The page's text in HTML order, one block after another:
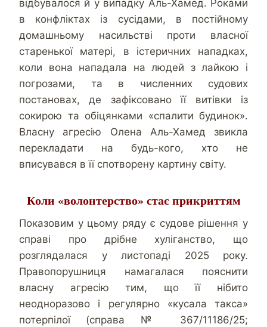
відбувалося й у випадку Аль-Хамед. Роками
в конфліктах із сусідами, в постійному
домашньому насильстві проти власної
старенької матері, в істеричних нападках,
коли вона нападала на людей з лайкою і
погрозами, та в численних судових
постановах, де зафіксовано її витівки із
сокирою та обіцянками «спалити будинок».
Власну агресію Олена Аль-Хамед звикла
перекладати на будь-кого, хто не
вписувався в її спотворену картину світу.
Коли «волонтерство» стає прикриттям
Показовим у цьому ряду є судове рішення у
справі про дрібне хуліганство, що
розглядалася у листопаді 2025 року.
Правопорушниця намагалася пояснити
власну агресію тим, що її нібито
неодноразово і регулярно «кусала такса»
потерпілої (справа № 367/11186/25;